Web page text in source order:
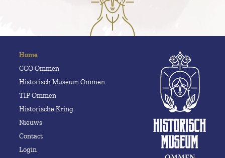
Home
CCO Ommen
Historisch Museum Ommen
TIP Ommen
Historische Kring
Nieuws
Contact
Login